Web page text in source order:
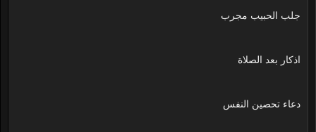
جلب الحبيب مجرب
اذكار بعد الصلاة
دعاء تحصين النفس